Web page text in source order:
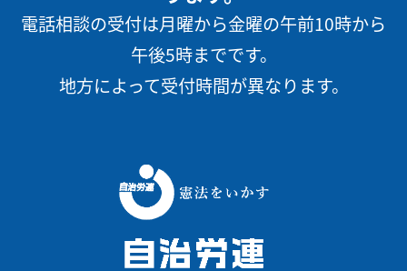
電話相談の受付は月曜から金曜の午前10時から
午後5時までです。
地方によって受付時間が異なります。